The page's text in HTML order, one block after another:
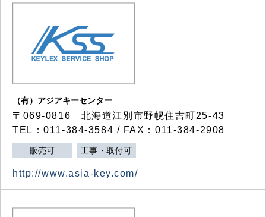
（有）アジアキーセンター
〒069-0816 北海道江別市野幌住吉町25-43
TEL：011-384-3584 / FAX：011-384-2908
販売可 工事・取付可
http://www.asia-key.com/